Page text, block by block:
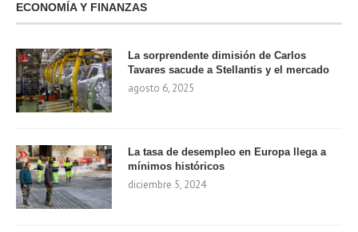
ECONOMÍA Y FINANZAS
La sorprendente dimisión de Carlos
Tavares sacude a Stellantis y el mercado
agosto 6, 2025
La tasa de desempleo en Europa llega a
mínimos históricos
diciembre 5, 2024